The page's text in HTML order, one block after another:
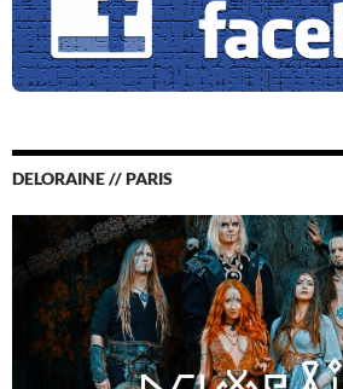
DELORAINE // PARIS